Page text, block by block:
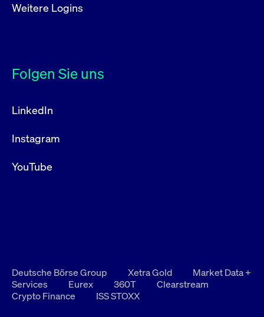
Weitere Logins
Folgen Sie uns
LinkedIn
Instagram
YouTube
Deutsche Börse Group Xetra Gold
Market Data +
Services
Eurex 360T
Clearstream
Crypto Finance
ISS STOXX